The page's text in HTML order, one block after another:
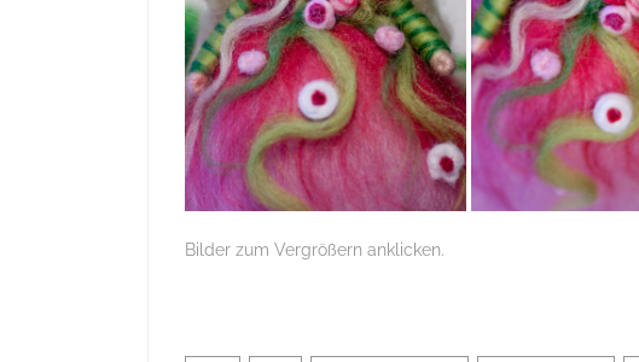
Bilder zum Vergrößern anklicken.